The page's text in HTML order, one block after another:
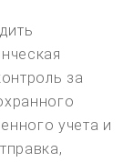
за
учета и